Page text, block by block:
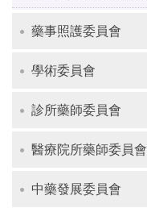
藥事照護委員會
學術委員會
診所藥師委員會
醫療院所藥師委員會
中藥發展委員會